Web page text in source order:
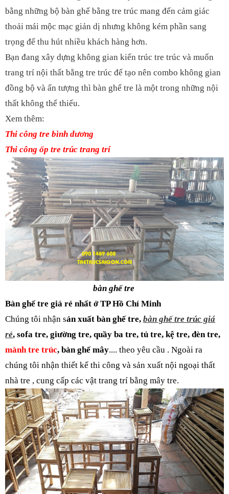
bằng những bộ bàn ghế bằng tre trúc mang đến cảm giác
thoải mái mộc mạc giản dị nhưng không kém phần sang
trọng để thu hút nhiều khách hàng hơn.
Bạn đang xây dựng không gian kiến trúc tre trúc và muốn
trang trí nội thất bằng tre trúc để tạo nên combo không gian
đồng bộ và ấn tượng thì bàn ghế tre là một trong những nội
thất không thể thiếu.
Xem thêm:
Thi công tre bình dương
Thi công ốp tre trúc trang trí
bàn ghế tre
Bàn ghế tre giá rẻ nhất ở TP Hồ Chí Minh
Chúng tôi nhận sản xuất bàn ghế tre, bàn ghế tre trúc giá
rẻ, sofa tre, giường tre, quầy ba tre, tủ tre, kệ tre, đèn tre,
mành tre trúc, bàn ghế mây.... theo yêu cầu . Ngoài ra
chúng tôi nhận thiết kế thi công và sản xuất nội ngoại thất
nhà tre , cung cấp các vật trang trí bằng mây tre.